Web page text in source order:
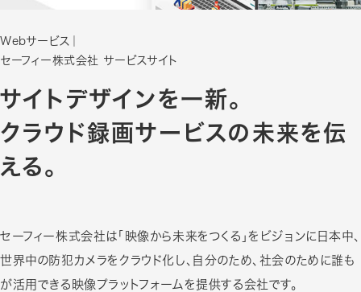
Webサービス
セーフィー株式会社 サービスサイト
サイトデザインを一新。
クラウド録画サービスの未来を伝
える。
セーフィー株式会社は「映像から未来をつくる」をビジョンに日本中、
世界中の防犯カメラをクラウド化し、自分のため、社会のために誰も
が活用できる映像プラットフォームを提供する会社です。